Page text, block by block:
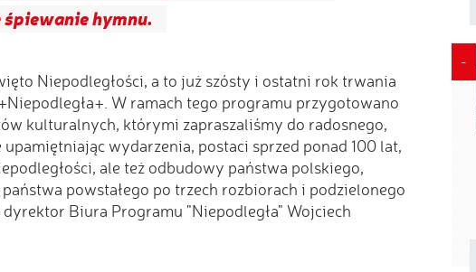
hymnu.
Niepodległości, a to już szósty i ostatni rok trwania
W ramach tego programu przygotowano
kulturalnych, którymi zapraszaliśmy do radosnego,
wydarzenia, postaci sprzed ponad 100 lat,
ale też odbudowy państwa polskiego,
powstałego po trzech rozbiorach i podzielonego
Biura Programu "Niepodległa" Wojciech
-